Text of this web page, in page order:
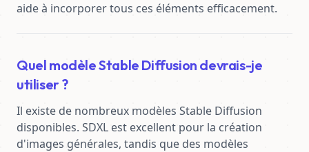
aide à incorporer tous ces éléments efficacement.
Quel modèle Stable Diffusion devrais-je
utiliser ?
Il existe de nombreux modèles Stable Diffusion
disponibles. SDXL est excellent pour la création
d'images générales, tandis que des modèles